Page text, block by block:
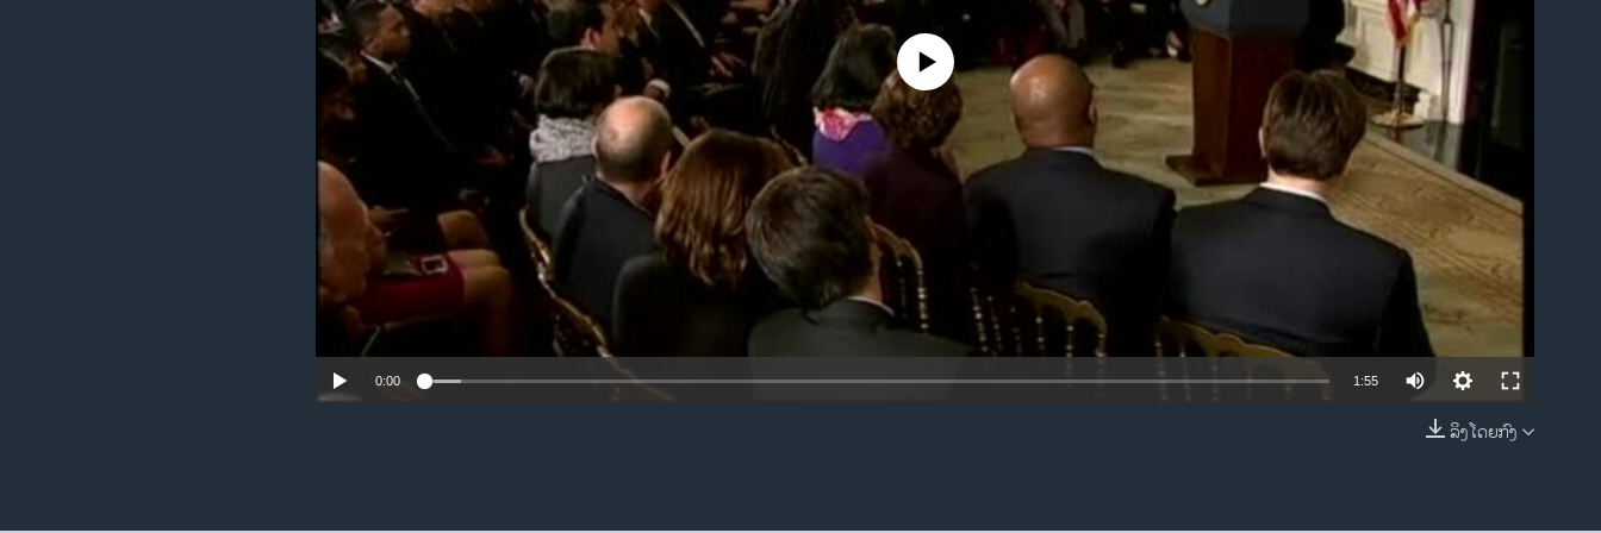
EMBED
No media source currently available
0:00 1:55
ລິງໂດຍກົງ